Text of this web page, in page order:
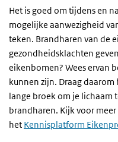
Het is goed om tijdens en
mogelijke aanwezigheid
teken. Brandharen van de
gezondheidsklachten
eikenbomen? Wees ervan
kunnen zijn. Draag
lange broek om je lichaam
brandharen. Kijk voor
het Kennisplatform